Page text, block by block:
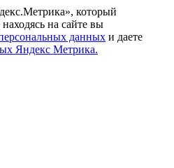
который
на сайте вы
данных и даете
Яндекс Метрика.